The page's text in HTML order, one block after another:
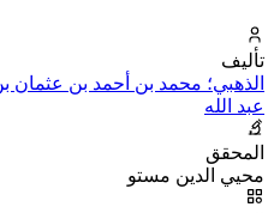
تأليف
الذهبي؛ محمد بن أحمد بن عثمان
عبد الله
المحقق
محيي الدين مستو